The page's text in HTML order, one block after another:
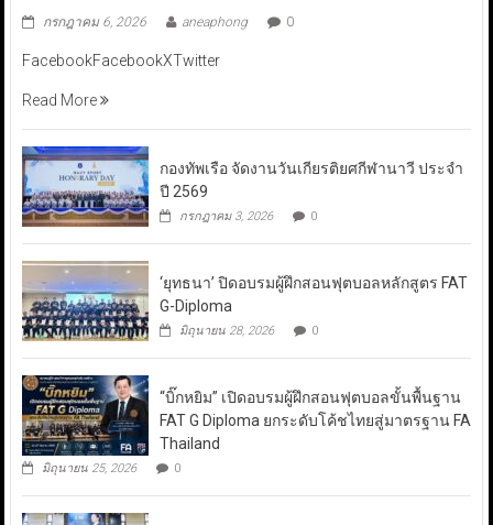
กรกฎาคม 6, 2026 aneaphong 0
FacebookFacebookXTwitter
Read More
กองทัพเรือ จัดงานวันเกียรติยศกีฬานาวี ประจำ
ปี 2569
กรกฎาคม 3, 2026 0
‘ยุทธนา’ ปิดอบรมผู้ฝึกสอนฟุตบอลหลักสูตร FAT
G-Diploma
มิถุนายน 28, 2026 0
“บิ๊กหยิม” เปิดอบรมผู้ฝึกสอนฟุตบอลขั้นพื้นฐาน
FAT G Diploma ยกระดับโค้ชไทยสู่มาตรฐาน FA
Thailand
มิถุนายน 25, 2026 0